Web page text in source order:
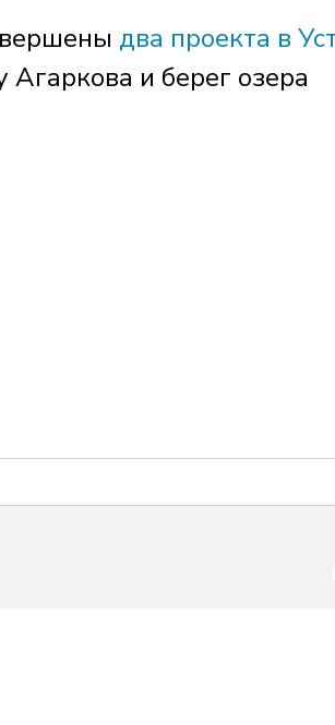
два проекта в
Агаркова и берег озера